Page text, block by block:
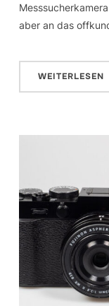
aber an das
WEITERLESEN